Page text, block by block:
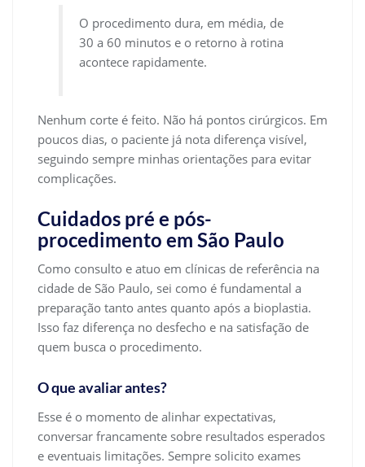
O procedimento dura, em média, de
30 a 60 minutos e o retorno à rotina
acontece rapidamente.
Nenhum corte é feito. Não há pontos cirúrgicos. Em
poucos dias, o paciente já nota diferença visível,
seguindo sempre minhas orientações para evitar
complicações.
Cuidados pré e pós-
procedimento em São Paulo
Como consulto e atuo em clínicas de referência na
cidade de São Paulo, sei como é fundamental a
preparação tanto antes quanto após a bioplastia.
Isso faz diferença no desfecho e na satisfação de
quem busca o procedimento.
O que avaliar antes?
Esse é o momento de alinhar expectativas,
conversar francamente sobre resultados esperados
e eventuais limitações. Sempre solicito exames